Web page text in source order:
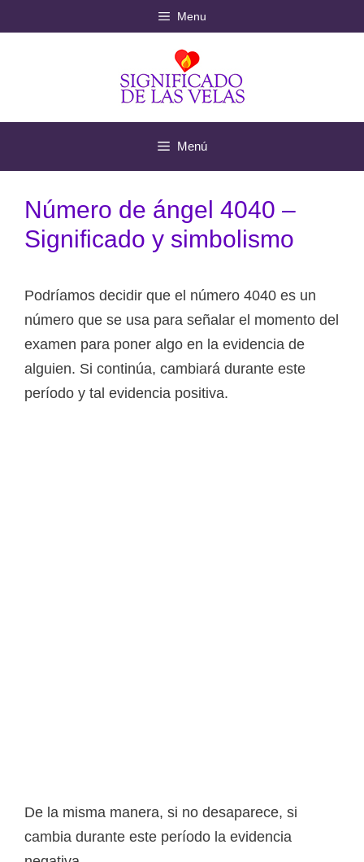
al
Menu
Menú
Número de ángel 4040 –
Significado y simbolismo
Podríamos decidir que el número 4040 es un
número que se usa para señalar el momento del
examen para poner algo en la evidencia de
alguien. Si continúa, cambiará durante este
período y tal evidencia positiva.
De la misma manera, si no desaparece, si
cambia durante este período la evidencia